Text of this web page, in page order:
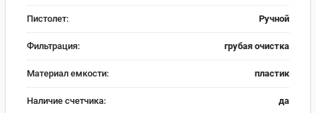
Пистолет: Ручной
Фильтрация: грубая очистка
Материал емкости: пластик
Наличие счетчика: да